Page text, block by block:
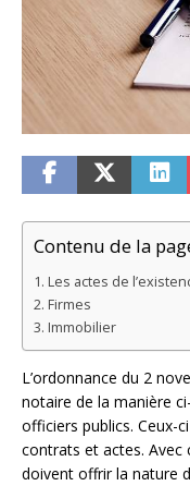
Contenu de la
Les actes de
Firmes
Immobilier
L’ordonnance du 2
notaire de la manière
officiers publics. Ceux-
contrats et actes. Avec
doivent offrir la nature